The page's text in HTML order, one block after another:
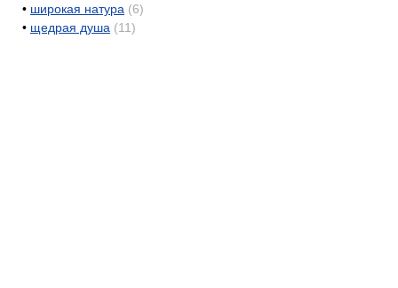
• широкая натура (6)
• щедрая душа (11)